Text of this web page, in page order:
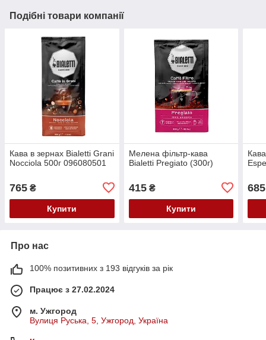
Подібні товари компанії
Кава в зернах Bialetti Grani
Nocciola 500г 096080501
765 ₴
Купити
Мелена фільтр-кава
Bialetti Pregiato (300г)
415₴
Купити
685
Про нас
100% позитивних з 193 відгуків за рік
Працює з 27.02.2024
м. Ужгород
Вулиця Руська, 5, Ужгород, Україна